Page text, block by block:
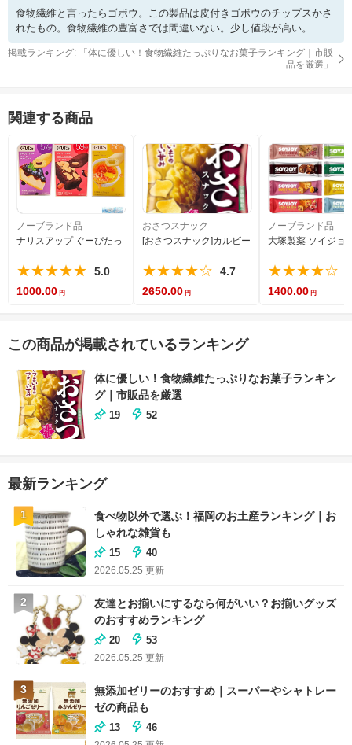
食物繊維と言ったらゴボウ。この製品は皮付きゴボウのチップスかさ
れたもの。食物繊維の豊富さでは間違いない。少し値段が高い。
掲載ランキング: 「 体に優しい！食物繊維たっぷりなお菓子ランキング｜市販
品を厳選 」
関連する商品
ノーブランド品
ナリスアップ ぐーぴたっ しっとりクッキー 3種×各1個セット ビスケット 糖
★★★★★
5.0
1000.00
おさつスナック
[おさつスナック]カルビー おさつスナック
★★★★☆
4.7
2650.00
ノーブランド品
大塚製薬 ソイジョ
★★★★☆
1400.00
この商品が掲載されているランキング
体に優しい！食物繊維たっぷりなお菓子ランキン
グ｜市販品を厳選
19 52
最新ランキング
1
食べ物以外で選ぶ！福岡のお土産ランキング｜お
しゃれな雑貨も
15 40
2026.05.25 更新
2
友達とお揃いにするなら何がいい？お揃いグッズ
のおすすめランキング
20 53
2026.05.25 更新
3
無添加ゼリーのおすすめ｜スーパーやシャトレー
ゼの商品も
13 46